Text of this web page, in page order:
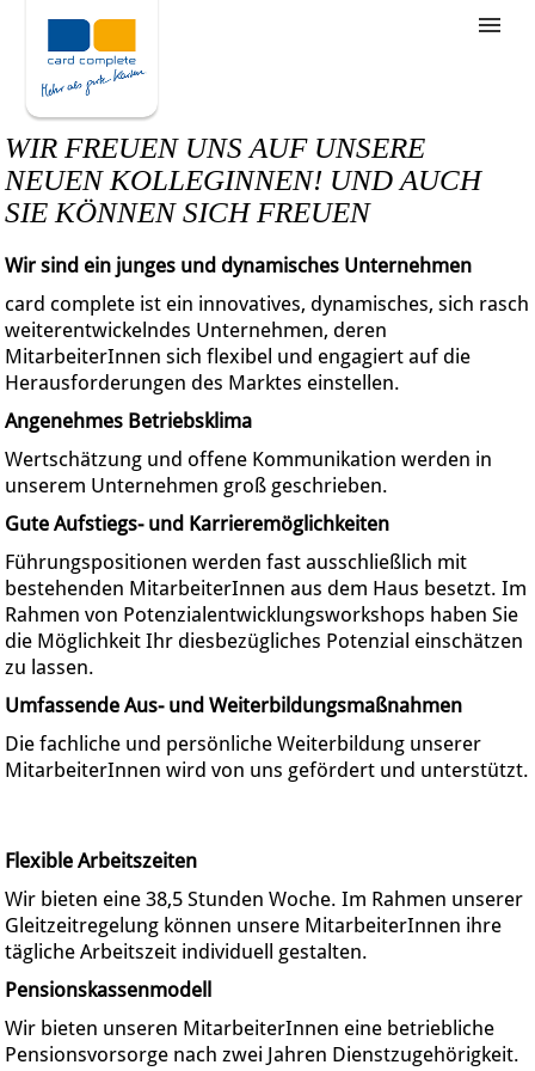
Stellenangebote
Unternehmensziele
Was wir bieten
Wie bewerbe ich mich
WIR FREUEN UNS AUF UNSERE
NEUEN KOLLEGINNEN! UND AUCH
SIE KÖNNEN SICH FREUEN
Wir sind ein junges und dynamisches Unternehmen
card complete ist ein innovatives, dynamisches, sich rasch
weiterentwickelndes Unternehmen, deren
MitarbeiterInnen sich flexibel und engagiert auf die
Herausforderungen des Marktes einstellen.
Angenehmes Betriebsklima
Wertschätzung und offene Kommunikation werden in
unserem Unternehmen groß geschrieben.
Gute Aufstiegs- und Karrieremöglichkeiten
Führungspositionen werden fast ausschließlich mit
bestehenden MitarbeiterInnen aus dem Haus besetzt. Im
Rahmen von Potenzialentwicklungsworkshops haben Sie
die Möglichkeit Ihr diesbezügliches Potenzial einschätzen
zu lassen.
Umfassende Aus- und Weiterbildungsmaßnahmen
Die fachliche und persönliche Weiterbildung unserer
MitarbeiterInnen wird von uns gefördert und unterstützt.
Flexible Arbeitszeiten
Wir bieten eine 38,5 Stunden Woche. Im Rahmen unserer
Gleitzeitregelung können unsere MitarbeiterInnen ihre
tägliche Arbeitszeit individuell gestalten.
Pensionskassenmodell
Wir bieten unseren MitarbeiterInnen eine betriebliche
Pensionsvorsorge nach zwei Jahren Dienstzugehörigkeit.